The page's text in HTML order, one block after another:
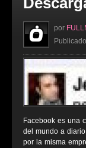
por
Facebook es una
del mundo a
por la misma